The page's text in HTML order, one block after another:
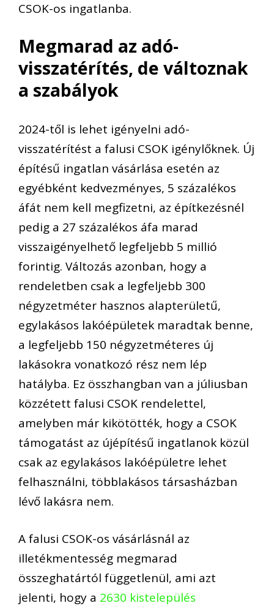
CSOK-os ingatlanba.
Megmarad az adó-
visszatérítés, de változnak
a szabályok
2024-től is lehet igényelni adó-
visszatérítést a falusi CSOK igénylőknek. Új
építésű ingatlan vásárlása esetén az
egyébként kedvezményes, 5 százalékos
áfát nem kell megfizetni, az építkezésnél
pedig a 27 százalékos áfa marad
visszaigényelhető legfeljebb 5 millió
forintig. Változás azonban, hogy a
rendeletben csak a legfeljebb 300
négyzetméter hasznos alapterületű,
egylakásos lakóépületek maradtak benne,
a legfeljebb 150 négyzetméteres új
lakásokra vonatkozó rész nem lép
hatályba. Ez összhangban van a júliusban
közzétett falusi CSOK rendelettel,
amelyben már kikötötték, hogy a CSOK
támogatást az újépítésű ingatlanok közül
csak az egylakásos lakóépületre lehet
felhasználni, többlakásos társasházban
lévő lakásra nem.
A falusi CSOK-os vásárlásnál az
illetékmentesség megmarad
összeghatártól függetlenül, ami azt
jelenti, hogy a 2630 kistelepülés